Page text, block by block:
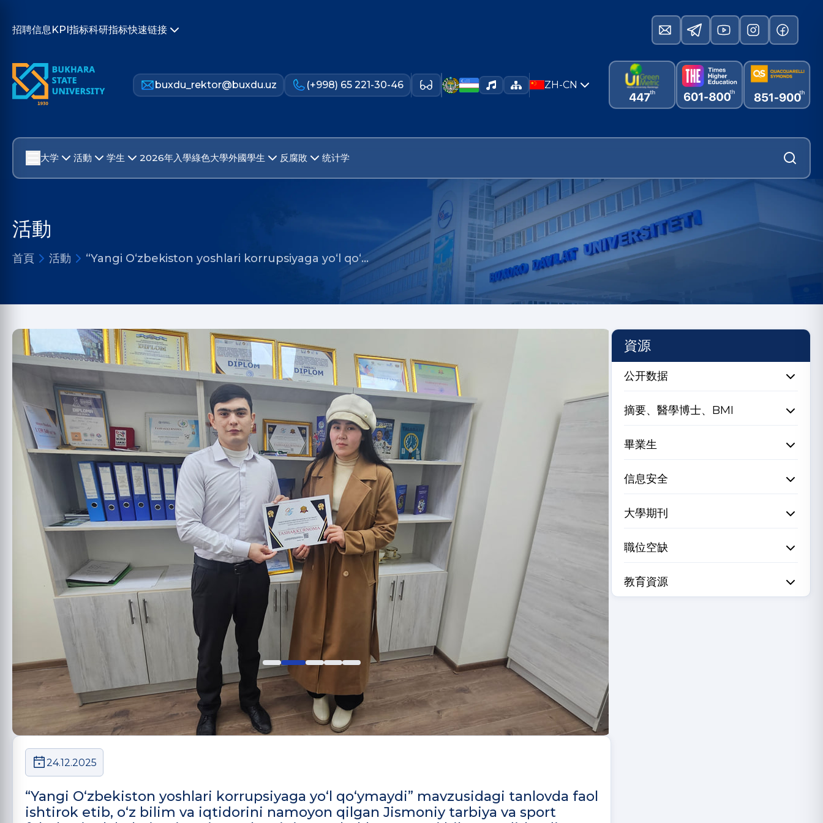
招聘信息KPI指标科研指标快速链接
buxdu_rektor@buxdu.uz (+998) 65 221-30-46 ZH-CN
大学 活動 学生 2026年入學綠色大學外國學生 反腐敗 统计学
活動
首頁 活動 “Yangi O‘zbekiston yoshlari korrupsiyaga yo‘l qo‘…
24.12.2025
“Yangi O‘zbekiston yoshlari korrupsiyaga yo‘l qo‘ymaydi” mavzusidagi tanlovda faol
ishtirok etib, o‘z bilim va iqtidorini namoyon qilgan Jismoniy tarbiya va sport
資源
公开数据
摘要、醫學博士、BMI
畢業生
信息安全
大學期刊
職位空缺
教育資源